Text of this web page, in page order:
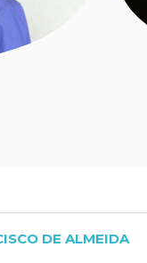
DE ALMEIDA